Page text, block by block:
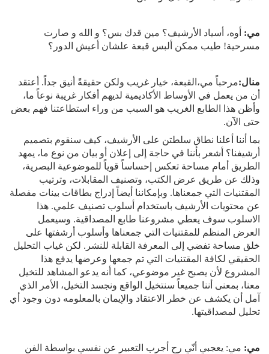
مي: أوه، أسياد الأرشيف؟ مين قدك بس؟ و الله و صارت
مسرحية! طيب ممكن ألبس قبعة علشان أعيش الدور؟
منال:مرحباً مي،القبعة، خيار غريب ولكن حقيقةً أنيق جداً. أعتقد
أن من يعمل في الأوساط الأكاديمية لديهم أفكار غريبة نوعاً ما،
وأظن هذا الطابع الغريب هو السبب من وراء استطاعتنا فهم بعض
حتى الآن.
بما أننا أعلنا نطاق سلطتن على الأرشيف، كيف سنقوم بتصميم
أرشيفنا؟ أشعر بأننا في حاجة إلى إعلان أو بيان من نوع ما، يمهد
الطريق أمام مساحة تعكس إحساساً قوياً للموضوعية البصرية،
وذلك عن طريق عرض الكتب، وتصنيف المقابلات، وترتيب
المقتنيات التي جمعناها. وبإمكاننا أيضاً إدراج بطاقات بينات مفصلة
عن محتويات الأرشيف باستخدام أسلوب تصنيف علمي. هذا
الاسلوب سوف يعطي مشروعنا طابع المصداقية. وسيعمل
العرض المنظم للمقتنيات التي جمعناها وأسلوب أرشفتها على
خلق مساحة تفضي إلى المعرفة القابلة للنشر. لكن غياب التحليل
الحقيقي لكافة المقتنيات التي تم جمعها وعرضها يدفع هذا
المشروع لأن يصبح غير موضوعي، كما أنه يدعو المشاهد للتخيل
معنا، بمعنى أننا جميعاً سنتخيل الواقع ونجسد التخيل، الأمر الذي
آمل أن يكشف عن خطر الاعتقاد والإيمان بالمعلومه دون وجود أي
تحليل لمصداقيتها.
مي: مي: يعجبي أنّي رح أجرب التعبير عن نفسي بواسطة الفن